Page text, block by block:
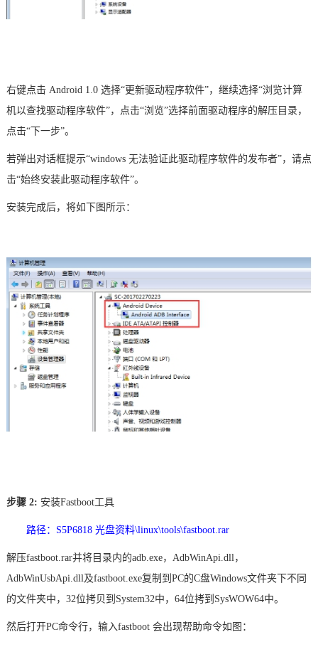
右键点击Android 1.0 选择“更新驱动程序软件”，继续选择“浏览计算
机以查找驱动程序软件”，点击“浏览”选择前面驱动程序的解压目录，
点击“下一步”。
若弹出对话框提示“windows 无法验证此驱动程序软件的发布者”，请点
击“始终安装此驱动程序软件”。
安装完成后，将如下图所示：
步骤 2: 安装Fastboot工具
路径：S5P6818 光盘资料\linux\tools\fastboot.rar
解压fastboot.rar并将目录内的adb.exe，AdbWinApi.dll，
AdbWinUsbApi.dll及fastboot.exe复制到PC的C盘Windows文件夹下不同
的文件夹中，32位拷贝到System32中，64位拷到SysWOW64中。
然后打开PC命令行，输入fastboot 会出现帮助命令如图：